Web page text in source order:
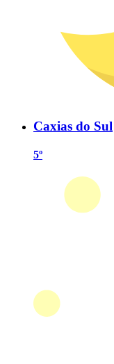
Caxias do Sul
5º